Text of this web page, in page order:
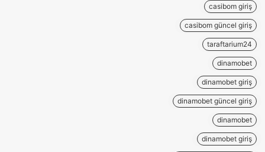
casibom giriş
casibom güncel giriş
taraftarium24
dinamobet
dinamobet giriş
dinamobet güncel giriş
dinamobet
dinamobet giriş